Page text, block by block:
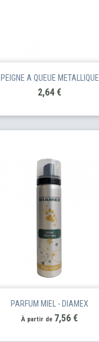
PEIGNE A QUEUE METALLIQUE
Prix
2,64 €
PARFUM MIEL - DIAMEX
À partir de Prix
7,56 €